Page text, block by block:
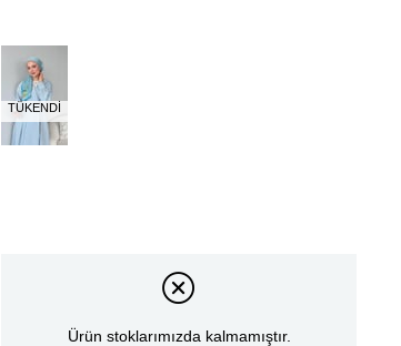
TÜKENDI
Ürün stoklarımızda kalmamıştır.